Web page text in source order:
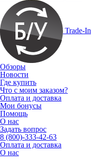
Trade-In
Обзоры
Новости
Где купить
Что с моим заказом?
Оплата и доставка
Мои бонусы
Помощь
О нас
Задать вопрос
8 (800)-333-42-63
Оплата и доставка
О нас